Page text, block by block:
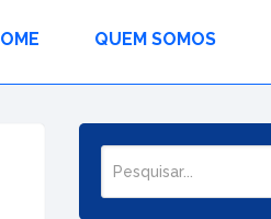
QUEM SOMOS